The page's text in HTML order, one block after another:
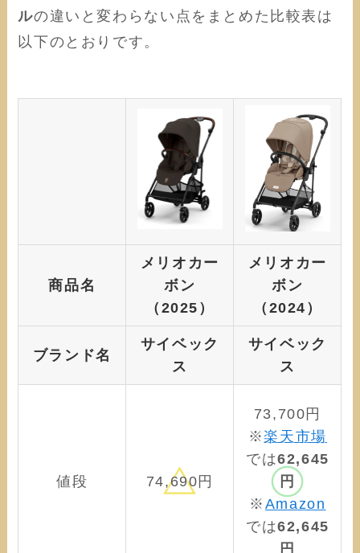
ルの違いと変わらない点をまとめた比較表は
以下のとおりです。
商品名
メリオカー
ボン
（2025）
メリオカー
ボン
（2024）
ブランド名
サイベック
ス
サイベック
ス
値段 74,690円
73,700円
※楽天市場
では62,645
円
※ Amazon
では62,645
円